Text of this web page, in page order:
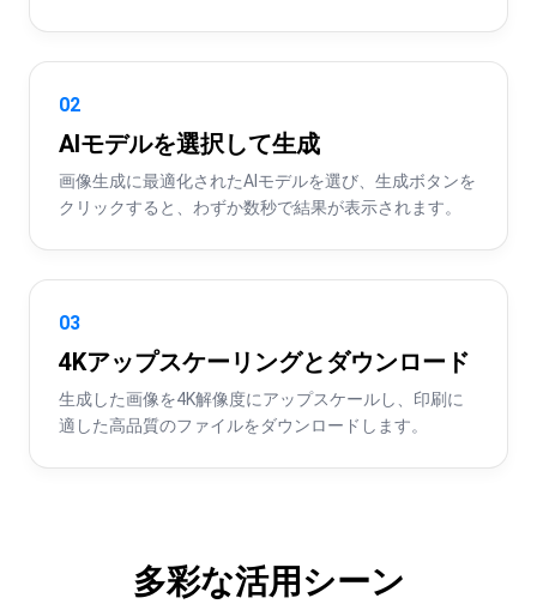
02
AIモデルを選択して生成
画像生成に最適化されたAIモデルを選び、生成ボタンを
クリックすると、わずか数秒で結果が表示されます。
03
4Kアップスケーリングとダウンロード
生成した画像を4K解像度にアップスケールし、印刷に
適した高品質のファイルをダウンロードします。
多彩な活用シーン